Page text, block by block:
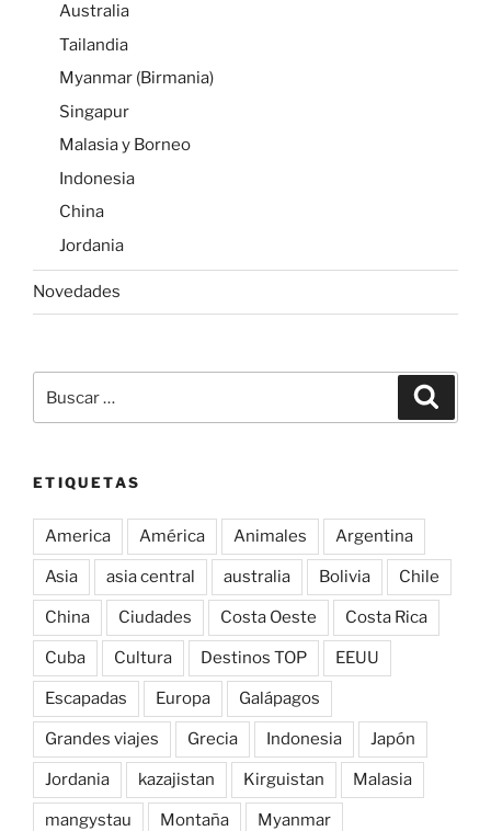
Australia
Tailandia
Myanmar (Birmania)
Singapur
Malasia y Borneo
Indonesia
China
Jordania
Novedades
por:
ETIQUETAS
America América Animales Argentina
Asia asia central australia Bolivia Chile
China Ciudades Costa Oeste Costa Rica
Cuba Cultura Destinos TOP EEUU
Escapadas Europa Galápagos
Grandes viajes Grecia Indonesia Japón
Jordania kazajistan Kirguistan Malasia
mangystau Montaña Myanmar